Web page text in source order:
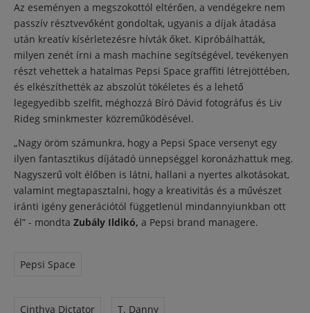
Az eseményen a megszokottól eltérően, a vendégekre nem
passzív résztvevőként gondoltak, ugyanis a díjak átadása
után kreatív kísérletezésre hívták őket. Kipróbálhatták,
milyen zenét írni a mash machine segítségével, tevékenyen
részt vehettek a hatalmas Pepsi Space graffiti létrejöttében,
és elkészíthették az abszolút tökéletes és a lehető
legegyedibb szelfit, méghozzá Bíró Dávid fotográfus és Liv
Rideg sminkmester közreműködésével.
„Nagy öröm számunkra, hogy a Pepsi Space versenyt egy
ilyen fantasztikus díjátadó ünnepséggel koronázhattuk meg.
Nagyszerű volt élőben is látni, hallani a nyertes alkotásokat,
valamint megtapasztalni, hogy a kreativitás és a művészet
iránti igény generációtól függetlenül mindannyiunkban ott
él” - mondta Zubály Ildikó, a Pepsi brand managere.
Pepsi Space
Cinthya Dictator T. Danny